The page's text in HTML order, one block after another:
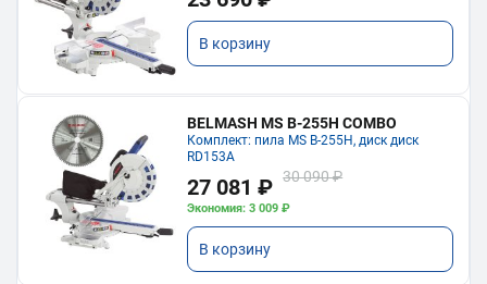
В корзину
BELMASH MS B-255H COMBO
Комплект: пила MS B-255H, диск диск
RD153A
27 081 ₽ 30 090 ₽
Экономия: 3 009 ₽
В корзину